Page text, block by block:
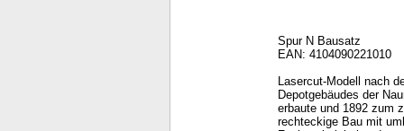
Spur N Bausatz
EAN: 4104090221010
Lasercut-Modell nach
Depotgebäudes der
erbaute und 1892 zum
rechteckige Bau mit